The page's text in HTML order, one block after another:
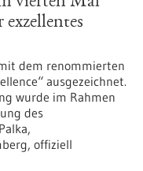
dem renommierten
ausgezeichnet.
wurde im Rahmen
des
offiziell